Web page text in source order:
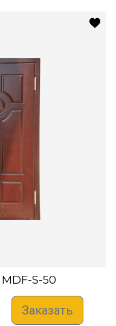
MDF-S-50
Заказать